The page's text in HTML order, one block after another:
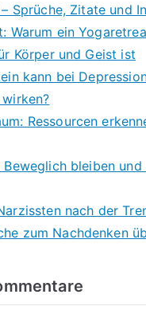
Sprüche, Zitate und
Warum ein
Körper und Geist ist
kann bei
Ressourcen
bleiben und
nach der
zum Nachdenken